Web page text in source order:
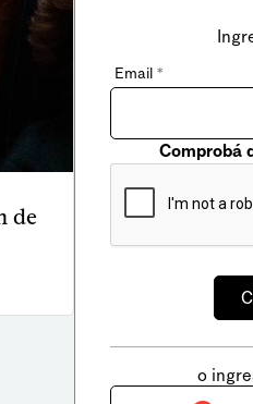
de
Email *
Comprobá
o